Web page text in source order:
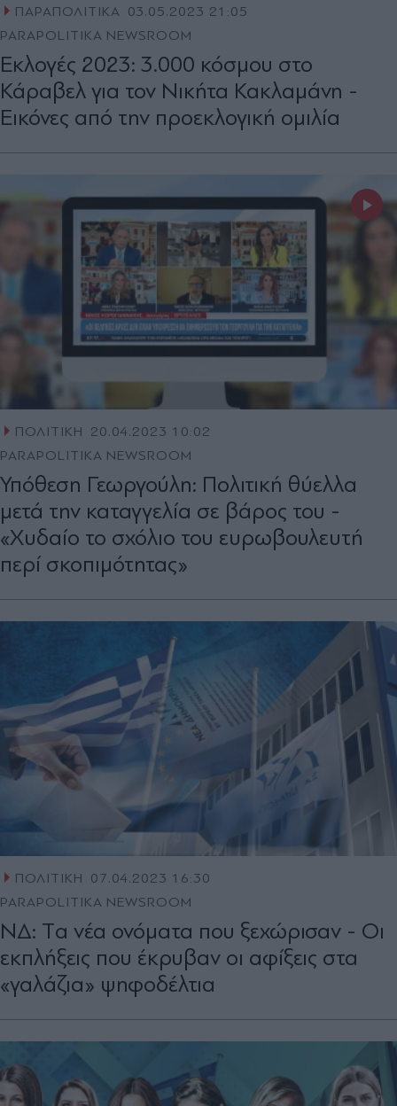
ΠΑΡΑΠΟΛΙΤΙΚΑ 03.05.2023 21:05
PARAPOLITIKA NEWSROOM
Εκλογές 2023: 3.000 κόσμου στο
Κάραβελ για τον Νικήτα Κακλαμάνη -
Εικόνες από την προεκλογική ομιλία
ΠΟΛΙΤΙΚΗ
20.04.2023 10:02
PARAPOLITIKA NEWSROOM
Υπόθεση Γεωργούλη: Πολιτική θύελλα
μετά την καταγγελία σε βάρος του -
«Χυδαίο το σχόλιο του ευρωβουλευτή
περί σκοπιμότητας»
ΠΟΛΙΤΙΚΗ
07.04.2023 16:30
PARAPOLITIKA NEWSROOM
ΝΔ: Tα νέα ονόματα που ξεχώρισαν - Οι
εκπλήξεις που έκρυβαν οι αφίξεις στα
«γαλάζια» ψηφοδέλτια